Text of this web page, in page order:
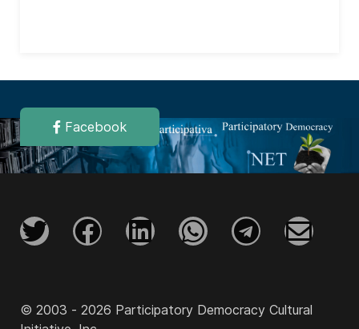
Facebook
© 2003 - 2026 Participatory Democracy Cultural